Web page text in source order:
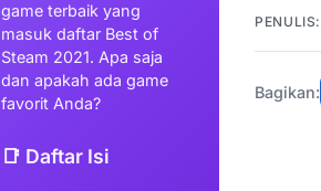
game terbaik yang
masuk daftar Best of
Steam 2021. Apa saja
dan apakah ada game
favorit Anda?
📑 Daftar Isi
PENULIS:
Bagikan: